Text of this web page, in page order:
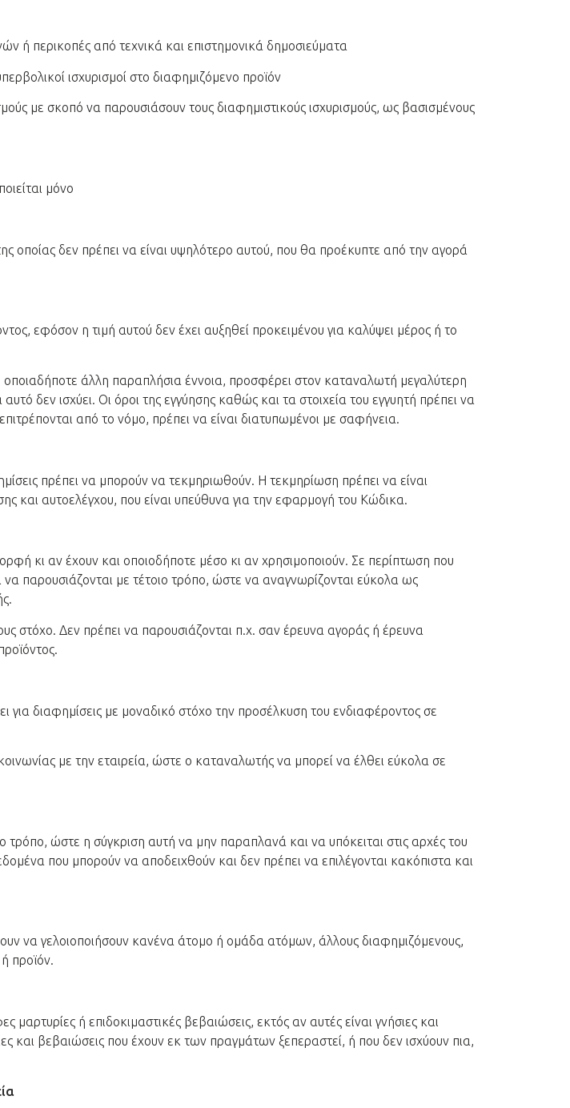
ή περικοπές από τεχνικά και επιστημονικά δημοσιεύματα
ισχυρισμοί στο διαφημιζόμενο προϊόν
με σκοπό να παρουσιάσουν τους διαφημιστικούς ισχυρισμούς, ως βασισμένους
μόνο
οποίας δεν πρέπει να είναι υψηλότερο αυτού, που θα προέκυπτε από την αγορά
εφόσον η τιμή αυτού δεν έχει αυξηθεί προκειμένου για καλύψει μέρος ή το
άλλη παραπλήσια έννοια, προσφέρει στον καταναλωτή μεγαλύτερη
δεν ισχύει. Οι όροι της εγγύησης καθώς και τα στοιχεία του εγγυητή πρέπει να
από το νόμο, πρέπει να είναι διατυπωμένοι με σαφήνεια.
πρέπει να μπορούν να τεκμηριωθούν. Η τεκμηρίωση πρέπει να είναι
και αυτοελέγχου, που είναι υπεύθυνα για την εφαρμογή του Κώδικα.
κι αν έχουν και οποιοδήποτε μέσο κι αν χρησιμοποιούν. Σε περίπτωση που
παρουσιάζονται με τέτοιο τρόπο, ώστε να αναγνωρίζονται εύκολα ως
στόχο. Δεν πρέπει να παρουσιάζονται π.χ. σαν έρευνα αγοράς ή έρευνα
για διαφημίσεις με μοναδικό στόχο την προσέλκυση του ενδιαφέροντος σε
με την εταιρεία, ώστε ο καταναλωτής να μπορεί να έλθει εύκολα σε
τρόπο, ώστε η σύγκριση αυτή να μην παραπλανά και να υπόκειται στις αρχές του
που μπορούν να αποδειχθούν και δεν πρέπει να επιλέγονται κακόπιστα και
να γελοιοποιήσουν κανένα άτομο ή ομάδα ατόμων, άλλους διαφημιζόμενους,
προϊόν.
ή επιδοκιμαστικές βεβαιώσεις, εκτός αν αυτές είναι γνήσιες και
και βεβαιώσεις που έχουν εκ των πραγμάτων ξεπεραστεί, ή που δεν ισχύουν πια,